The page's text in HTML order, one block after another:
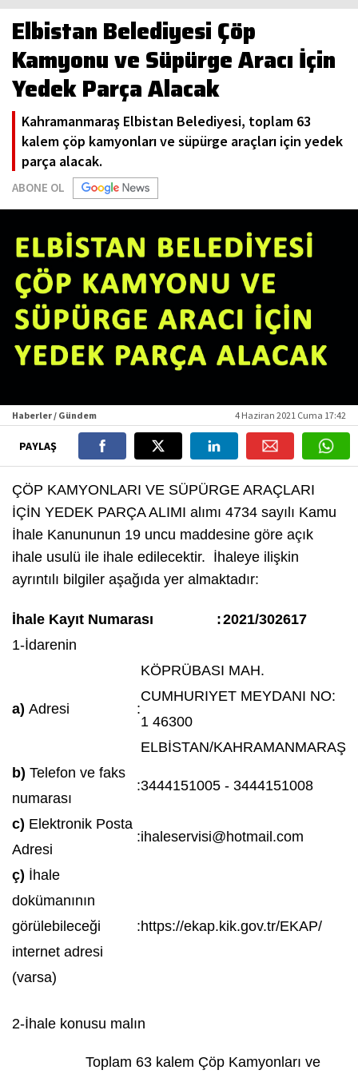
Elbistan Belediyesi Çöp
Kamyonu ve Süpürge Aracı İçin
Yedek Parça Alacak
Kahramanmaraş Elbistan Belediyesi, toplam 63
kalem çöp kamyonları ve süpürge araçları için yedek
parça alacak.
ABONE OL
Haberler / Gündem 4 Haziran 2021 Cuma 17:42
PAYLAŞ
ÇÖP KAMYONLARI VE SÜPÜRGE ARAÇLARI
İÇİN YEDEK PARÇA ALIMI alımı 4734 sayılı Kamu
İhale Kanununun 19 uncu maddesine göre açık
ihale usulü ile ihale edilecektir. İhaleye ilişkin
ayrıntılı bilgiler aşağıda yer almaktadır:
İhale Kayıt Numarası :2021/302617
1-İdarenin
a) Adresi :
KÖPRÜBASI MAH.
CUMHURIYET MEYDANI NO:
1 46300
ELBİSTAN/KAHRAMANMARAŞ
b) Telefon ve faks
numarası
:3444151005 - 3444151008
c) Elektronik Posta
Adresi
:ihaleservisi@hotmail.com
ç) İhale
dokümanının
görülebileceği
internet adresi
(varsa)
:https://ekap.kik.gov.tr/EKAP/
2-İhale konusu malın
Toplam 63 kalem Çöp Kamyonları ve